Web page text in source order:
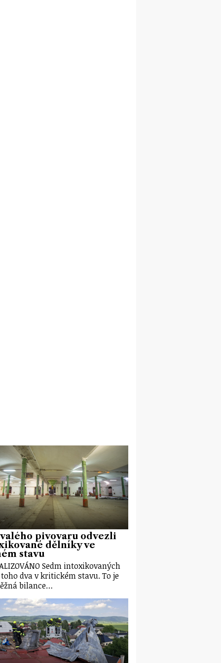
pivovaru odvezli
dělníky ve
stavu
Sedm intoxikovaných
dva v kritickém stavu. To je
bilance…